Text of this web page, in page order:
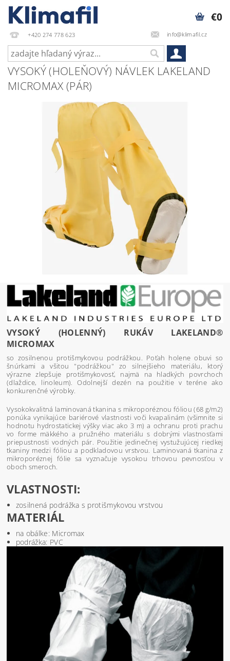
+420 274 778 623 info@klimafil.cz
€0
VYSOKÝ (HOLEŇOVÝ) NÁVLEK LAKELAND
MICROMAX (PÁR)
VYSOKÝ (HOLENNÝ) RUKÁV LAKELAND®
MICROMAX
so zosilnenou protišmykovou podrážkou. Poťah holene obuvi so
šnúrkami a všitou "podrážkou" zo silnejšieho materiálu, ktorý
výrazne zlepšuje protišmykovosť, najmä na hladkých povrchoch
(dlaždice, linoleum). Odolnejší dezén na použitie v teréne ako
konkurenčné výrobky.
Vysokokvalitná laminovaná tkanina s mikroporéznou fóliou (68 g/m2)
ponúka vynikajúce bariérové vlastnosti voči kvapalinám (všimnite si
hodnotu hydrostatickej výšky viac ako 3 m) a ochranu proti prachu
vo forme mäkkého a pružného materiálu s dobrými vlastnosťami
priepustnosti vodných pár. Použitie jedinečnej vystužujúcej riedkej
tkaniny medzi fóliou a podkladovou vrstvou. Laminovaná tkanina z
mikroporéznej fólie sa vyznačuje vysokou trhovou pevnosťou v
oboch smeroch.
VLASTNOSTI:
zosilnená podrážka s protišmykovou vrstvou
MATERIÁL
na obálke: Micromax
podrážka: PVC